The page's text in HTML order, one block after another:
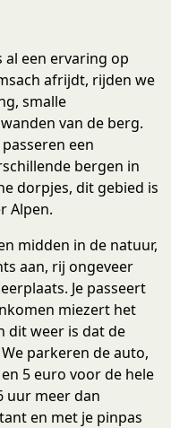
al een ervaring op
afrijdt, rijden we
smalle
van de berg.
een
bergen in
dorpjes, dit gebied is
Alpen.
midden in de natuur,
aan, rij ongeveer
Je passeert
miezert het
dit weer is dat de
parkeren de auto,
5 euro voor de hele
uur meer dan
en met je pinpas